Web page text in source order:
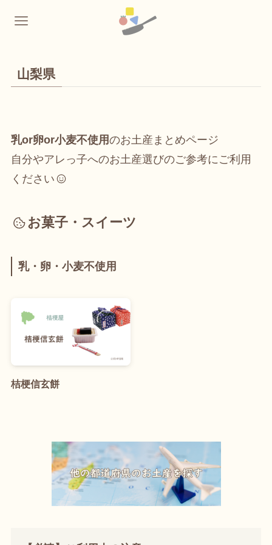
山梨県
乳or卵or小麦不使用のお土産まとめページ
自分やアレっ子へのお土産選びのご参考にご利用
ください
お菓子・スイーツ
乳・卵・小麦不使用
桔梗信玄餅